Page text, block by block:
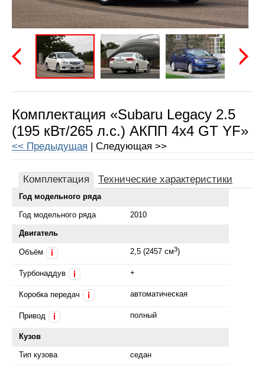
Комплектация «Subaru Legacy 2.5
(195 кВт/265 л.с.) АКПП 4x4 GT YF»
<< Предыдущая | Следующая >>
Комплектация Технические характеристики
Год модельного ряда
Год модельного ряда 2010
Двигатель
Объём 2,5 (2457 см3)
Турбонаддув +
Коробка передач автоматическая
Привод полный
Кузов
Тип кузова седан